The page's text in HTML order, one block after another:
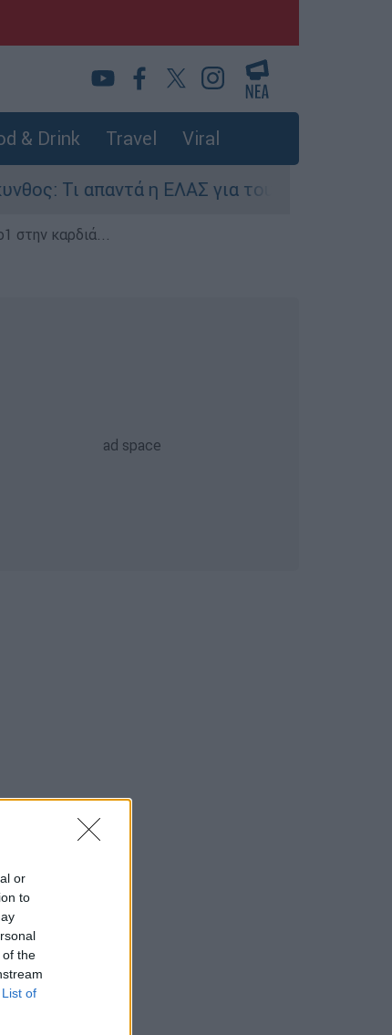
or
to
of the
List of
& Drink Travel Viral
απαντά η ΕΛΑΣ για τους 8 βιασμούς
στην καρδιά...